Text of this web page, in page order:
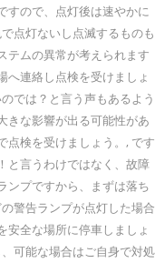
すので、点灯後は速やかに
点灯ないし点滅するものも
テムの異常が考えられます
へ連絡し点検を受けましょ
では？と言う声もあるよう
きな影響が出る可能性があ
点検を受けましょう。, です
と言うわけではなく、故障
ンプですから、まずは落ち
警告ランプが点灯した場合
安全な場所に停車しましょ
可能な場合はご自身で対処